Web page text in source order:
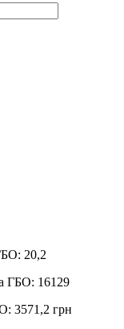
20,2
ГБО: 16129
3571,2 грн